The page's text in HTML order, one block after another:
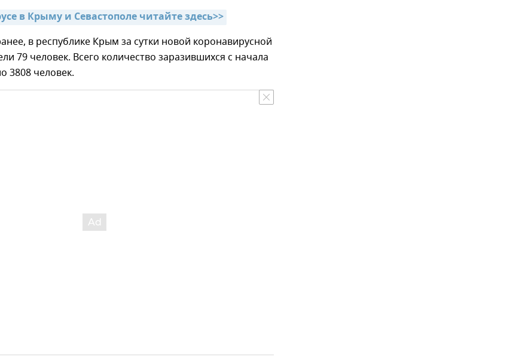
в Крыму и Севастополе читайте здесь>>
в республике Крым за сутки новой коронавирусной
79 человек. Всего количество заразившихся с начала
3808 человек.